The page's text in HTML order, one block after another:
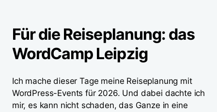
Für die Reiseplanung: das
WordCamp Leipzig
Ich mache dieser Tage meine Reiseplanung mit
WordPress-Events für 2026. Und dabei dachte ich
mir, es kann nicht schaden, das Ganze in eine